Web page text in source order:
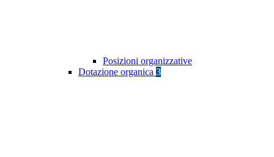
Posizioni organizzative
Dotazione organica 3